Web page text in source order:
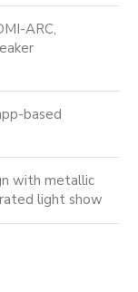
ARC,
based
with metallic
light show